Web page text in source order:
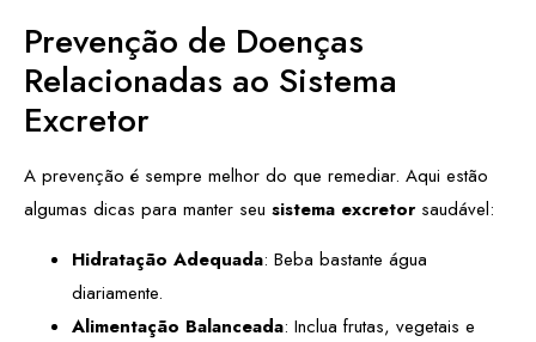
Prevenção de Doenças
Relacionadas ao Sistema
Excretor
A prevenção é sempre melhor do que remediar. Aqui estão
algumas dicas para manter seu sistema excretorsaudável:
Hidratação Adequada: Beba bastante água
diariamente.
Alimentação Balanceada: Inclua frutas, vegetais e